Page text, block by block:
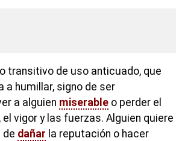
transitivo de uso anticuado, que
a humillar, signo de ser
a alguien miserable o perder el
vigor y las fuerzas. Alguien quiere
de dañar la reputación o hacer